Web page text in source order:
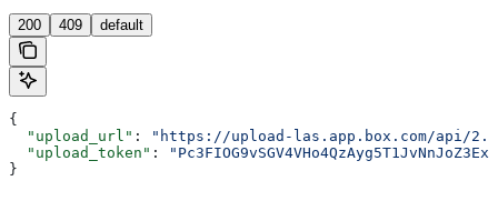
200 409 default
{
  "upload_url"
:
"https://upload-las.app.box.com/api/
  "upload_token"
:
}